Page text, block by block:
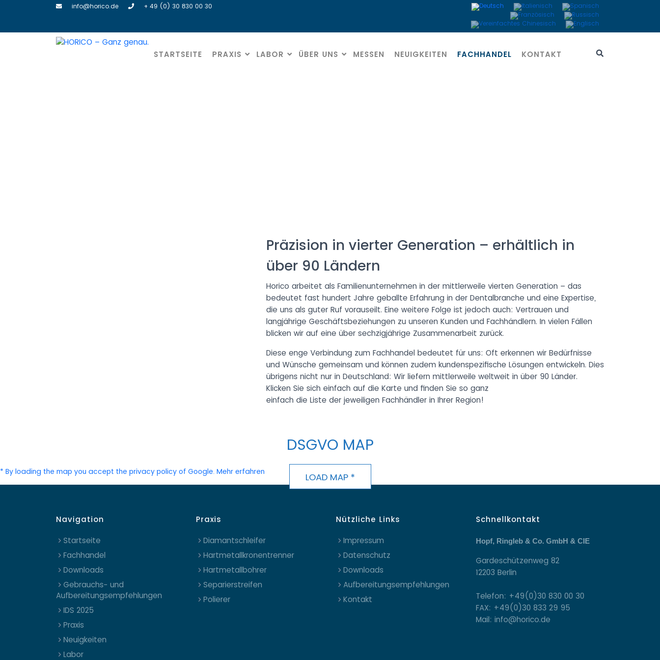
info@horico.de + 49 (0) 30 830 00 30
STARTSEITE PRAXIS LABOR ÜBER UNS MESSEN NEUIGKEITEN FACHHANDEL KONTAKT
Präzision in vierter Generation – erhältlich in
über 90 Ländern
Horico arbeitet als Familienunternehmen in der mittlerweile vierten Generation – das
bedeutet fast hundert Jahre geballte Erfahrung in der Dentalbranche und eine Expertise,
die uns als guter Ruf vorauseilt. Eine weitere Folge ist jedoch auch: Vertrauen und
langjährige Geschäftsbeziehungen zu unseren Kunden und Fachhändlern. In vielen Fällen
blicken wir auf eine über sechzigjährige Zusammenarbeit zurück.
Diese enge Verbindung zum Fachhandel bedeutet für uns: Oft erkennen wir Bedürfnisse
und Wünsche gemeinsam und können zudem kundenspezifische Lösungen entwickeln. Dies
übrigens nicht nur in Deutschland: Wir liefern mittlerweile weltweit in über 90 Länder.
Klicken Sie sich einfach auf die Karte und finden Sie so ganz
einfach die Liste der jeweiligen Fachhändler in Ihrer Region!
DSGVO MAP
LOAD MAP *
* By loading the map you accept the privacy policy of Google. Mehr erfahren
Navigation
Startseite
Fachhandel
Downloads
Gebrauchs- und
Aufbereitungsempfehlungen
IDS 2025
Praxis
Neuigkeiten
Labor
Praxis
Diamantschleifer
Hartmetallkronentrenner
Hartmetallbohrer
Separierstreifen
Polierer
Nützliche Links
Impressum
Datenschutz
Downloads
Aufbereitungsempfehlungen
Kontakt
Schnellkontakt
Hopf, Ringleb & Co. GmbH & CIE
Gardeschützenweg 82
12203 Berlin
Telefon: +49(0)30 830 00 30
FAX: +49(0)30 833 29 95
Mail: info@horico.de